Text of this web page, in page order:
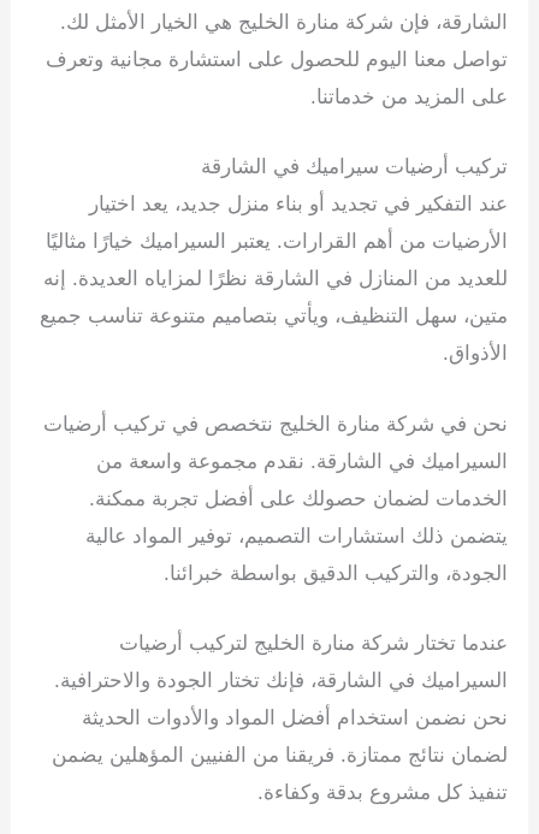
الشارقة، فإن شركة منارة الخليج هي الخيار الأمثل لك.
تواصل معنا اليوم للحصول على استشارة مجانية وتعرف
على المزيد من خدماتنا.
تركيب أرضيات سيراميك في الشارقة
عند التفكير في تجديد أو بناء منزل جديد، يعد اختيار
الأرضيات من أهم القرارات. يعتبر السيراميك خيارًا مثاليًا
للعديد من المنازل في الشارقة نظرًا لمزاياه العديدة. إنه
متين، سهل التنظيف، ويأتي بتصاميم متنوعة تناسب جميع
الأذواق.
نحن في شركة منارة الخليج نتخصص في تركيب أرضيات
السيراميك في الشارقة. نقدم مجموعة واسعة من
الخدمات لضمان حصولك على أفضل تجربة ممكنة.
يتضمن ذلك استشارات التصميم، توفير المواد عالية
الجودة، والتركيب الدقيق بواسطة خبرائنا.
عندما تختار شركة منارة الخليج لتركيب أرضيات
السيراميك في الشارقة، فإنك تختار الجودة والاحترافية.
نحن نضمن استخدام أفضل المواد والأدوات الحديثة
لضمان نتائج ممتازة. فريقنا من الفنيين المؤهلين يضمن
تنفيذ كل مشروع بدقة وكفاءة.